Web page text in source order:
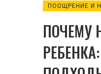
ПООЩРЕНИЕ И
ПОЧЕМУ
положительные
стресса.
психологи
эффективным,